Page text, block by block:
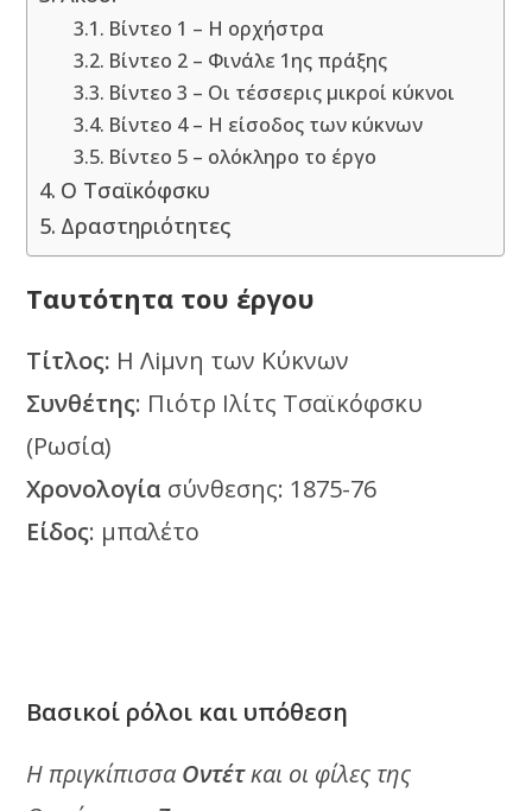
Βίντεο 1 – Η ορχήστρα
Βίντεο 2 – Φινάλε 1ης πράξης
Βίντεο 3 – Οι τέσσερις μικροί κύκνοι
Βίντεο 4 – Η είσοδος των κύκνων
Βίντεο 5 – ολόκληρο το έργο
Ο Τσαϊκόφσκυ
Δραστηριότητες
Ταυτότητα του έργου
Τίτλος: Η Λiμνη των Κύκνων
Συνθέτης: Πιότρ Ιλίτς Τσαϊκόφσκυ
(Ρωσία)
Χρονολογία σύνθεσης: 1875-76
Είδος: μπαλέτο
Βασικοί ρόλοι και υπόθεση
Η πριγκίπισσα Οντέτκαι οι φίλες της